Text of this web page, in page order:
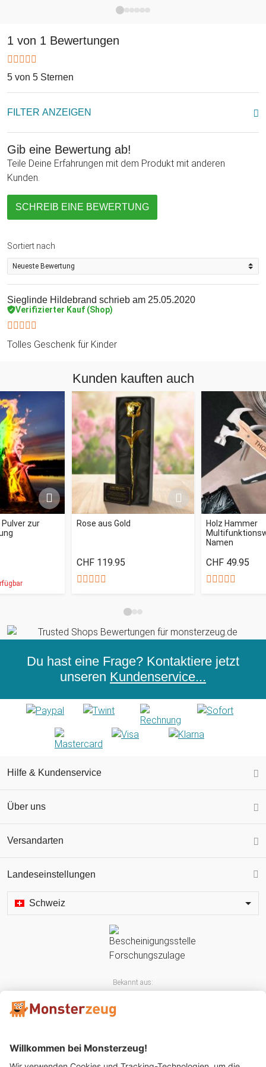
denen ein gewisser Forscherdrang steckt, aber auch ein
alle, die sich für Edelsteine interessieren. Es eignet sich
wunderbar als kleines Weihnachtsgeschenk, Präsent zum
Geburtstag oder nettes Mitbringsel. Das Gute ist: Hier kann
1 von 1 Bewertungen
5 von 5 Sternen
FILTER ANZEIGEN
Gib eine Bewertung ab!
Teile Deine Erfahrungen mit dem Produkt mit anderen
Kunden.
SCHREIB EINE BEWERTUNG
Sortiert nach
Sieglinde Hildebrand schrieb am 25.05.2020
Verifizierter Kauf (Shop)
Tolles Geschenk für Kinder
Kunden kauften auch
zur
Rose aus Gold
CHF 119.95
Holz Hammer
Namen
CHF 49.95
Du hast eine Frage? Kontaktiere jetzt
unseren Kundenservice...
Hilfe & Kundenservice
Über uns
Versandarten
Landeseinstellungen
Schweiz
Bekannt aus: